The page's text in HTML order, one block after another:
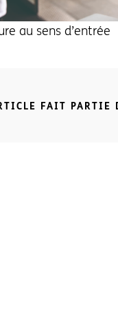
au sens d’entrée
FAIT PARTIE